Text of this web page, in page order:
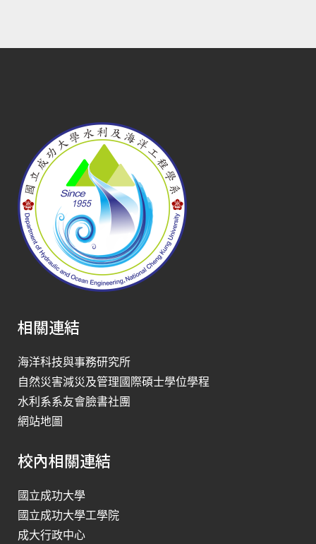
相關連結
海洋科技與事務研究所
自然災害減災及管理國際碩士學位學程
水利系系友會臉書社團
網站地圖
校內相關連結
國立成功大學
國立成功大學工學院
成大行政中心